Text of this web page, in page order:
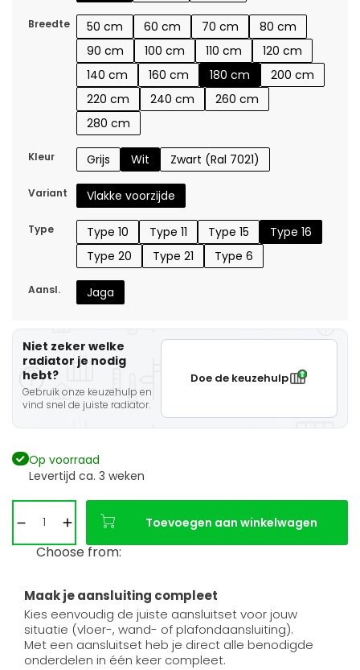
Breedte 50 cm 60 cm 70 cm
80 cm
90 cm
100 cm 110 cm
120 cm
140 cm
160 cm 180 cm
200 cm
220 cm
240 cm
260 cm
280 cm
Kleur Grijs Wit Zwart (Ral 7021)
Variant Vlakke voorzijde
Type Type 10 Type 11 Type 15
Type 16
Type 20
Type 21 Type 6
Aansl. Jaga
Niet zeker welke
radiator je nodig
hebt?
Gebruik onze keuzehulp en
vind snel de juiste radiator.
Doe de keuzehulp
Op voorraad
Levertijd ca. 3 weken
Toevoegen aan winkelwagen
Choose from:
Maak je aansluiting compleet
Kies eenvoudig de juiste aansluitset voor jouw
situatie (vloer-, wand- of plafondaansluiting).
Met een aansluitset heb je direct alle benodigde
onderdelen in één keer compleet.